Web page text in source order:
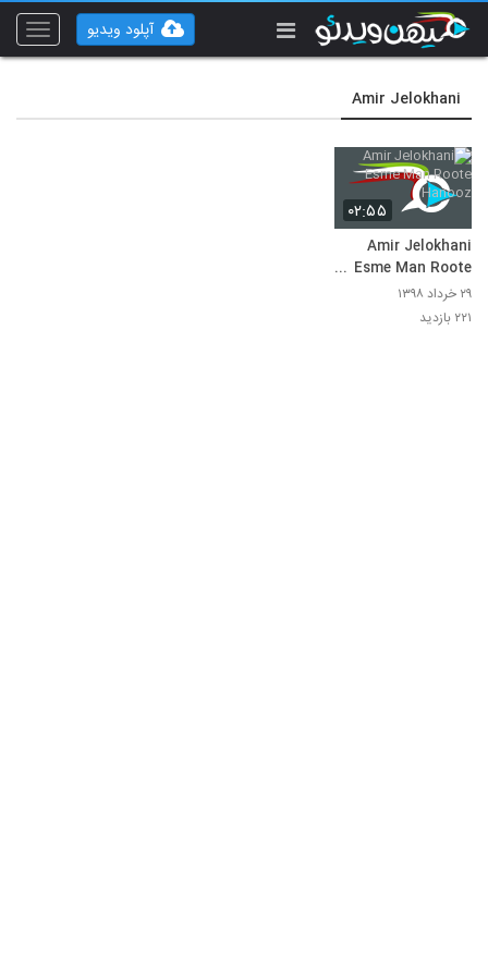
Toggle
آپلود ویدیو
Amir Jelokhani
۰۲:۵۵
Amir Jelokhani
Esme Man Roote
Hanooz
۲۹ خرداد ۱۳۹۸
۲۲۱ بازدید